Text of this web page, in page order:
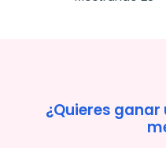
¿Quieres ganar